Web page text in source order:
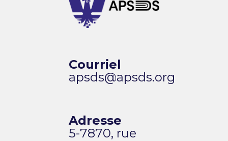
Courriel
apsds@apsds.org
Adresse
5-7870, rue